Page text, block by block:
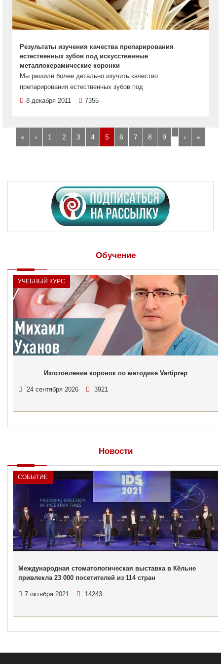
Результаты изучения качества препарирования
естественных зубов под искусственные
металлокерамические коронки
Мы решили более детально изучить качество
препарирования естественных зубов под
8 декабря 2011
7355
« ‹ 1 2 3 4 5 6 7 8 9 › »
Обучение
УЧЕБНЫЙ КУРС
Изготовление коронок по методике Vertiprep
24 сентября 2026 3921
Новости
СОБЫТИЕ
Международная стоматологическая выставка в Кёльне
привлекла 23 000 посетителей из 114 стран
7 октября 2021 14243